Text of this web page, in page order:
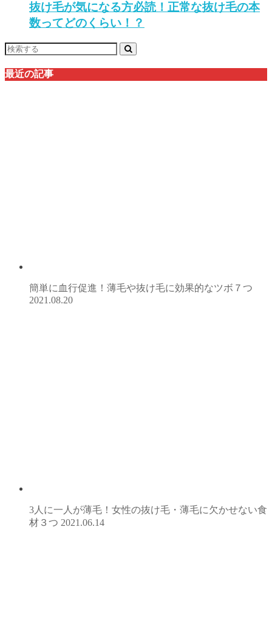
抜け毛が気になる方必読！正常な抜け毛の本
数ってどのくらい！？
最近の記事
簡単に血行促進！薄毛や抜け毛に効果的なツボ７つ
2021.08.20
3人に一人が薄毛！女性の抜け毛・薄毛に欠かせない食
材３つ 2021.06.14